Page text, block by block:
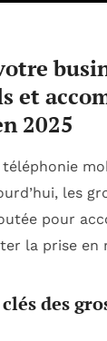
et
2025
les
pour
la prise en
des